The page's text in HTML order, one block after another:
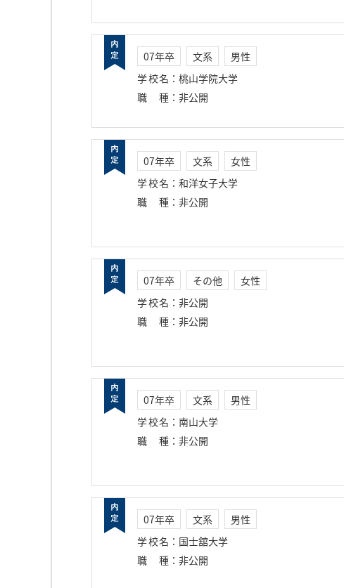
07年卒 文系
男性
学校名 ： 桃山学院大学
職種 ： 非公開
07年卒 文系
女性
学校名 ： 和洋女子大学
職種 ： 非公開
07年卒 その他
女性
学校名 ： 非公開
職種 ： 非公開
07年卒 文系
男性
学校名 ： 南山大学
職種 ： 非公開
07年卒 文系
男性
学校名 ： 国士舘大学
職種 ： 非公開